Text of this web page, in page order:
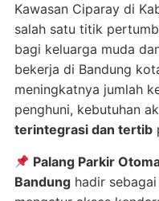
Kawasan Ciparay di
salah satu titik
bagi keluarga muda
bekerja di Bandung
meningkatnya jumlah
penghuni, kebutuhan
terintegrasi dan tertib
Palang Parkir
Bandunghadir sebagai